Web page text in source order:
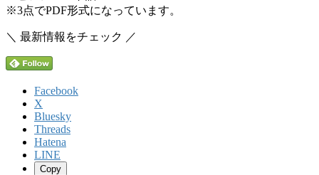
※3点でPDF形式になっています。
＼ 最新情報をチェック ／
Facebook
X
Bluesky
Threads
Hatena
LINE
Copy